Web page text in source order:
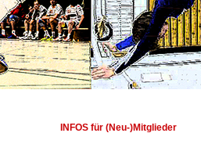
INFOS für (Neu-)Mitglieder